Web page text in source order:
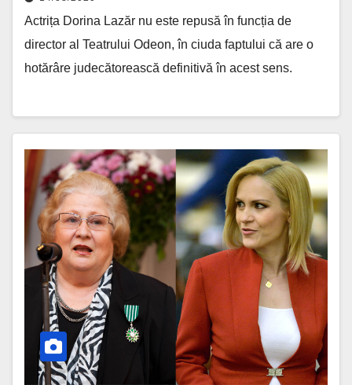
Actrița Dorina Lazăr nu este repusă în funcția de
director al Teatrului Odeon, în ciuda faptului că are o
hotărâre judecătorească definitivă în acest sens.